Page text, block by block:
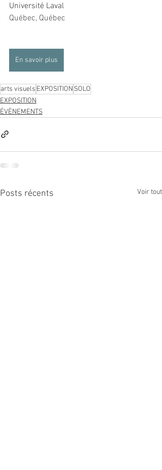
Université Laval
Québec, Québec
En savoir plus
arts visuels EXPOSITION SOLO
EXPOSITION
ÉVÈNEMENTS
Posts récents Voir tout